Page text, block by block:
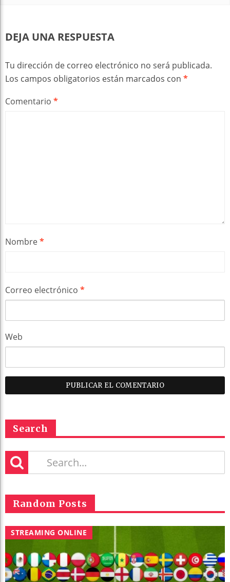
DEJA UNA RESPUESTA
Tu dirección de correo electrónico no será publicada.
Los campos obligatorios están marcados con *
Comentario *
Nombre*
Correo electrónico *
Web
Search
Random Posts
STREAMING ONLINE